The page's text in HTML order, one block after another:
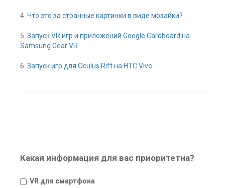
4. Что это за странные картинки в виде мозайки?
5. Запуск VR игр и приложений Google Cardboard на
Samsung Gear VR
6. Запуск игр для Oculus Rift на HTC Vive
Какая информация для вас приоритетна?
VR для смартфона